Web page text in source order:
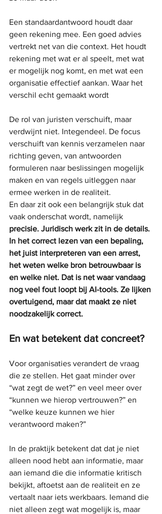
Een standaardantwoord houdt daar
geen rekening mee. Een goed advies
vertrekt net van die context. Het houdt
rekening met wat er al speelt, met wat
er mogelijk nog komt, en met wat een
organisatie effectief aankan. Waar het
verschil echt gemaakt wordt
De rol van juristen verschuift, maar
verdwijnt niet. Integendeel. De focus
verschuift van kennis verzamelen naar
richting geven, van antwoorden
formuleren naar beslissingen mogelijk
maken en van regels uitleggen naar
ermee werken in de realiteit.
En daar zit ook een belangrijk stuk dat
vaak onderschat wordt, namelijk
precisie. Juridisch werk zit in de details.
In het correct lezen van een bepaling,
het juist interpreteren van een arrest,
het weten welke bron betrouwbaar is
en welke niet. Dat is net waar vandaag
nog veel fout loopt bij AI-tools. Ze lijken
overtuigend, maar dat maakt ze niet
noodzakelijk correct.
En wat betekent dat concreet?
Voor organisaties verandert de vraag
die ze stellen. Het gaat minder over
“wat zegt de wet?” en veel meer over
“kunnen we hierop vertrouwen?” en
“welke keuze kunnen we hier
verantwoord maken?”
In de praktijk betekent dat dat je niet
alleen nood hebt aan informatie, maar
aan iemand die die informatie kritisch
bekijkt, aftoetst aan de realiteit en ze
vertaalt naar iets werkbaars. Iemand die
niet alleen zegt wat mogelijk is, maar